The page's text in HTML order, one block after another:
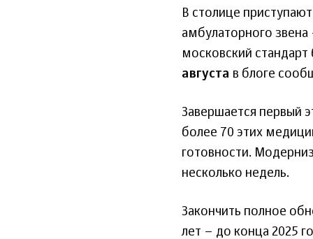
В столице
амбулаторного
московский
августа в блоге
Завершается первый
более 70 этих
готовности.
несколько недель.
Закончить полное
лет – до конца 2025